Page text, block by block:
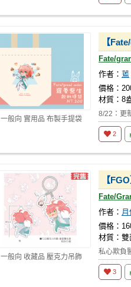
一般向 實用品 布製手提袋
【
Fate/
作者： 蔫
價格：
材質：8
8/22：更
2
一般向 收藏品 壓克力吊飾
【
Fate/
作者： 月
價格：
材質：雙
私心欺負
3